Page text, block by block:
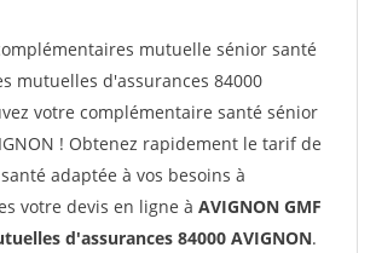
mutuelle sénior santé
mutuelles d'assurances 84000
votre complémentaire santé sénior
! Obtenez rapidement le tarif de
adaptée à vos besoins à
votre devis en ligne à AVIGNON GMF
d'assurances 84000 AVIGNON.